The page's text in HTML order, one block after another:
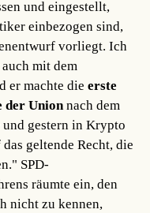
und eingestellt,
einbezogen sind,
vorliegt. Ich
mit dem
er machte dieerste
der Unionnach dem
gestern in Krypto
geltende Recht, die
SPD-
räumte ein, den
nicht zu kennen,